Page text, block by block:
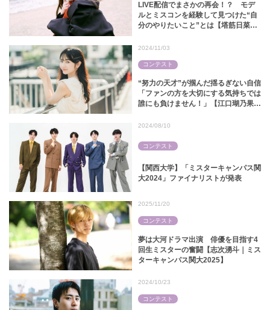
LIVE配信でまさかの再会！？ モデ
ルとミスコンを経験して見つけた“自
分のやりたいこと”とは【塔筋日菜｜
“努力の天才”が掴んだ揺るぎない自信
「ファンの方を大切にする気持ちでは
誰にも負けません！」【江口瑚乃果｜
2024/11/03
コンテスト
【関西大学】「ミスターキャンパス関
大2024」ファイナリストが発表
2024/08/10
コンテスト
夢は大河ドラマ出演 俳優を目指す4
回生ミスターの奮闘【志次湧斗｜ミス
ターキャンパス関大2025】
2025/11/20
コンテスト
2024/10/23
コンテスト